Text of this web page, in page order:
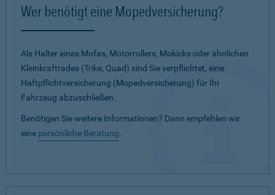
Wer benötigt eine Mopedversicherung?
Als Halter eines Mofas, Motorrollers, Mokicks oder ähnlichen
Kleinkraftrades (Trike, Quad) sind Sie verpflichtet, eine
Haftpflichtversicherung (Mopedversicherung) für Ihr
Fahrzeug abzuschließen.
Benötigen Sie weitere Informationen? Dann empfehlen wir
eine persönliche Beratung.